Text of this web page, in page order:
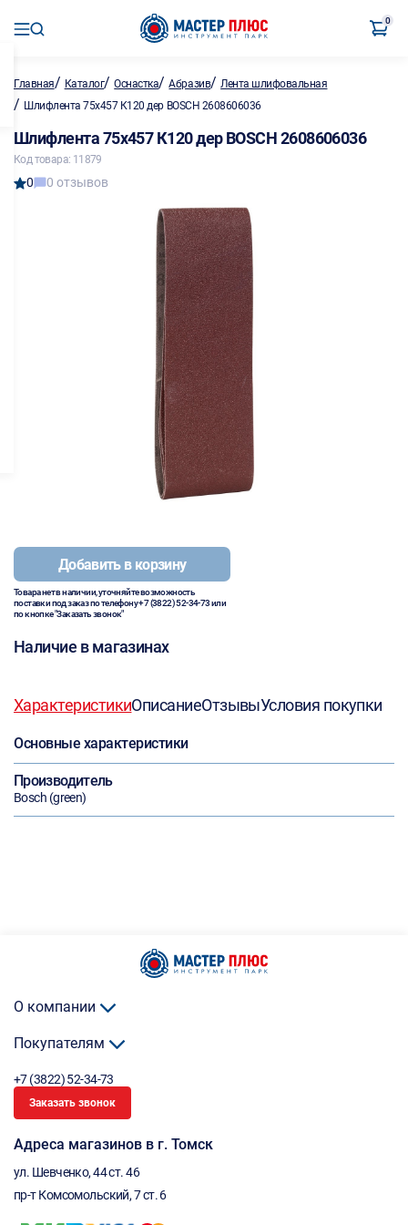
0
Главная/ Каталог/Оснастка/Абразив/Лента шлифовальная
/ Шлифлента 75х457 К120 дер BOSCH 2608606036
Шлифлента 75х457 К120 дер BOSCH 2608606036
Код товара: 11879
0 0 отзывов
Добавить в корзину
Товара нет в наличии, уточняйте возможность
поставки под заказ по телефону+7 (3822) 52-34-73или
по кнопке "Заказать звонок"
Наличие в магазинах
ХарактеристикиОписаниеОтзывыУсловия покупки
Основные характеристики
Производитель
Bosch (green)
О компании
Покупателям
+7 (3822) 52-34-73
Заказать звонок
Адреса магазинов в г. Томск
ул. Шевченко, 44 ст. 46
пр-т Комсомольский, 7 ст. 6